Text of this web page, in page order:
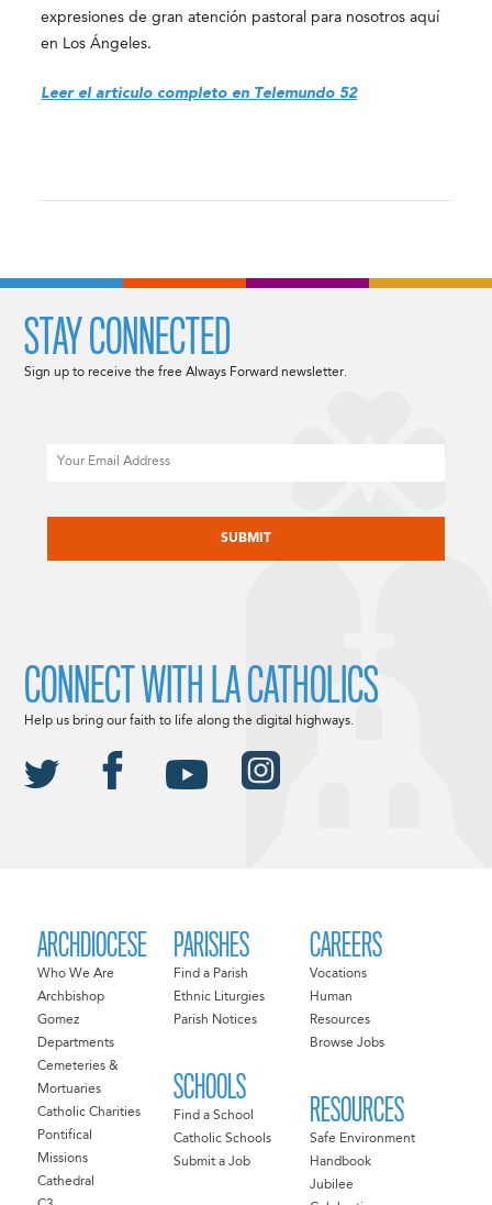
expresiones de gran atención pastoral para nosotros aquí
en Los Ángeles.
Leer el articulo completo en Telemundo 52
ARCHDIOCESE
Who We Are
Archbishop
Gomez
Departments
Cemeteries &
Mortuaries
Catholic Charities
Pontifical
Missions
Cathedral
PARISHES
Find a Parish
Ethnic Liturgies
Parish Notices
SCHOOLS
Find a School
Catholic Schools
Submit a Job
CAREERS
Vocations
Human
Resources
Browse Jobs
RESOURCES
Safe Environment
Handbook
Jubilee
STAY CONNECTED
Sign up to receive the free Always Forward newsletter.
CONNECT WITH LA CATHOLICS
Help us bring our faith to life along the digital highways.